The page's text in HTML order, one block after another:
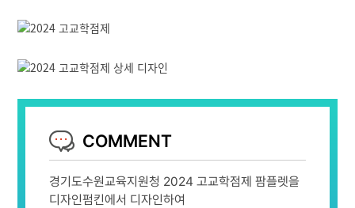
COMMENT
경기도수원교육지원청 2024 고교학점제 팜플렛을
디자인펌킨에서 디자인하여